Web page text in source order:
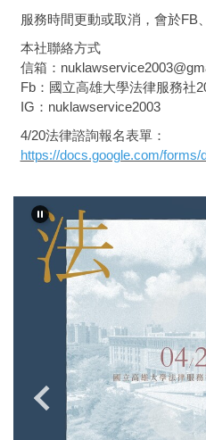
服務時間更動或取消，會於FB
本社聯絡方式
信箱：
Fb：國立高雄大學法律服務社
IG：nuklawservice2003
4/20法律諮詢報名表單：
https://docs.google.com/